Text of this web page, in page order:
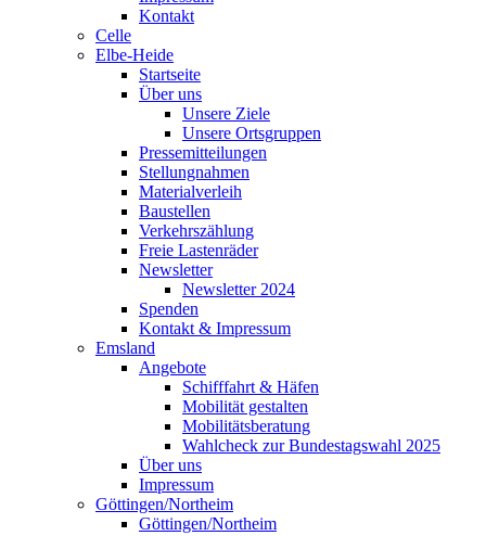
Kontakt
Celle
Elbe-Heide
Startseite
Über uns
Unsere Ziele
Unsere Ortsgruppen
Pressemitteilungen
Stellungnahmen
Materialverleih
Baustellen
Verkehrszählung
Freie Lastenräder
Newsletter
Newsletter 2024
Spenden
Kontakt & Impressum
Emsland
Angebote
Schifffahrt & Häfen
Mobilität gestalten
Mobilitätsberatung
Wahlcheck zur Bundestagswahl 2025
Über uns
Impressum
Göttingen/Northeim
Göttingen/Northeim